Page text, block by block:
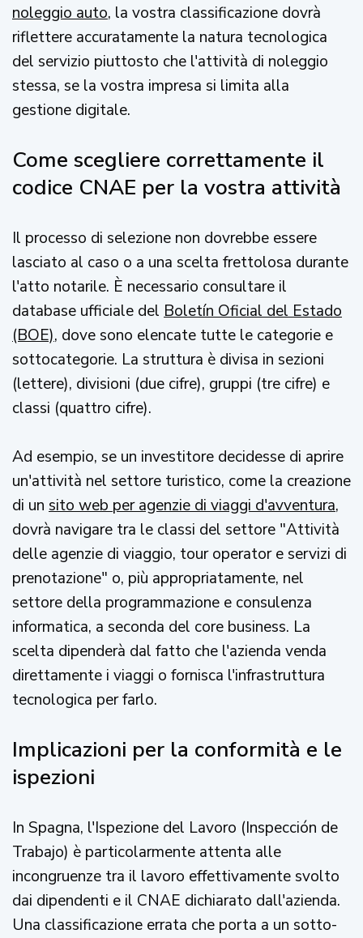
noleggio auto, la vostra classificazione dovrà
riflettere accuratamente la natura tecnologica
del servizio piuttosto che l'attività di noleggio
stessa, se la vostra impresa si limita alla
gestione digitale.
Come scegliere correttamente il
codice CNAE per la vostra attività
Il processo di selezione non dovrebbe essere
lasciato al caso o a una scelta frettolosa durante
l'atto notarile. È necessario consultare il
database ufficiale del Boletín Oficial del Estado
(BOE), dove sono elencate tutte le categorie e
sottocategorie. La struttura è divisa in sezioni
(lettere), divisioni (due cifre), gruppi (tre cifre) e
classi (quattro cifre).
Ad esempio, se un investitore decidesse di aprire
un'attività nel settore turistico, come la creazione
di un sito web per agenzie di viaggi d'avventura,
dovrà navigare tra le classi del settore "Attività
delle agenzie di viaggio, tour operator e servizi di
prenotazione" o, più appropriatamente, nel
settore della programmazione e consulenza
informatica, a seconda del core business. La
scelta dipenderà dal fatto che l'azienda venda
direttamente i viaggi o fornisca l'infrastruttura
tecnologica per farlo.
Implicazioni per la conformità e le
ispezioni
In Spagna, l'Ispezione del Lavoro (Inspección de
Trabajo) è particolarmente attenta alle
incongruenze tra il lavoro effettivamente svolto
dai dipendenti e il CNAE dichiarato dall'azienda.
Una classificazione errata che porta a un sotto-